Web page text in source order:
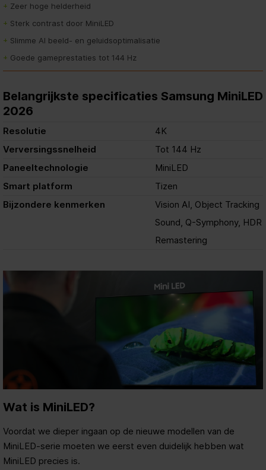
+ Zeer hoge helderheid
+ Sterk contrast door MiniLED
+ Slimme AI beeld- en geluidsoptimalisatie
+ Goede gameprestaties tot 144 Hz
Belangrijkste specificaties Samsung MiniLED
2026
Resolutie
4K
Verversingssnelheid
Tot 144 Hz
Paneeltechnologie
MiniLED
Smart platform
Tizen
Bijzondere kenmerken
Vision AI, Object Tracking
Sound, Q-Symphony, HDR
Remastering
Wat is MiniLED?
Voordat we dieper ingaan op de nieuwe modellen van de
MiniLED-serie moeten we eerst even duidelijk hebben wat
MiniLED precies is.